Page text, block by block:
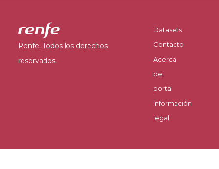
Renfe. Todos los derechos
reservados.
Datasets
Contacto
Acerca
del
portal
Información
legal